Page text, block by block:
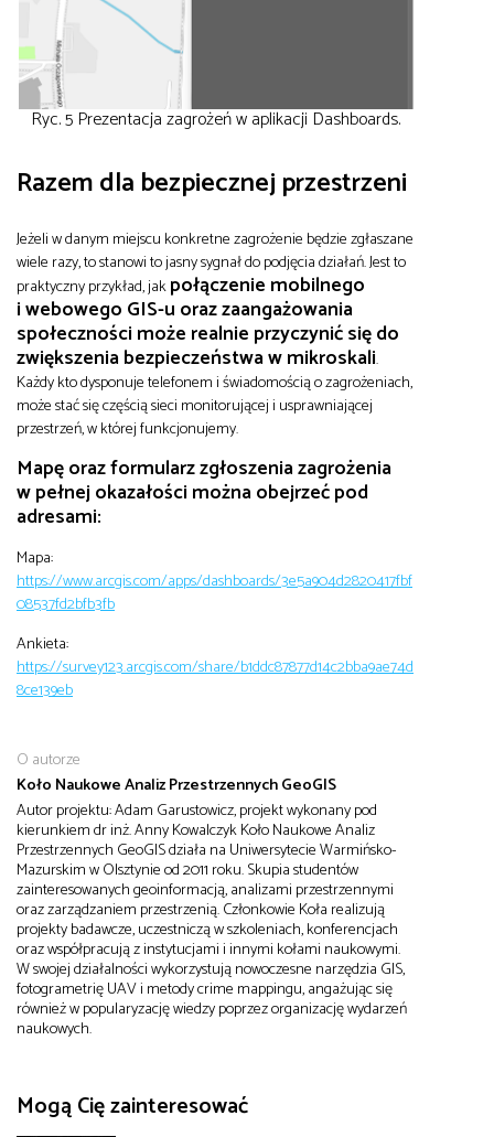
Ryc. 5 Prezentacja zagrożeń w aplikacji Dashboards.
Razem dla bezpiecznej przestrzeni
Jeżeli w danym miejscu konkretne zagrożenie będzie zgłaszane
wiele razy, to stanowi to jasny sygnał do podjęcia działań. Jest to
praktyczny przykład, jakpołączenie mobilnego
i webowego GIS-u oraz zaangażowania
społeczności może realnie przyczynić się do
zwiększenia bezpieczeństwa w mikroskali.
Każdy kto dysponuje telefonem i świadomością o zagrożeniach,
może stać się częścią sieci monitorującej i usprawniającej
przestrzeń, w której funkcjonujemy.
Mapę oraz formularz zgłoszenia zagrożenia
w pełnej okazałości można obejrzeć pod
adresami:
Mapa:
https://www.arcgis.com/apps/dashboards/3e5a904d2820417fbf
08537fd2bfb3fb
Ankieta:
https://survey123.arcgis.com/share/b1ddc87877d14c2bba9ae74d
8ce139eb
O autorze
Koło Naukowe Analiz Przestrzennych GeoGIS
Autor projektu: Adam Garustowicz, projekt wykonany pod
kierunkiem dr inż. Anny Kowalczyk Koło Naukowe Analiz
Przestrzennych GeoGIS działa na Uniwersytecie Warmińsko-
Mazurskim w Olsztynie od 2011 roku. Skupia studentów
zainteresowanych geoinformacją, analizami przestrzennymi
oraz zarządzaniem przestrzenią. Członkowie Koła realizują
projekty badawcze, uczestniczą w szkoleniach, konferencjach
oraz współpracują z instytucjami i innymi kołami naukowymi.
W swojej działalności wykorzystują nowoczesne narzędzia GIS,
fotogrametrię UAV i metody crime mappingu, angażując się
również w popularyzację wiedzy poprzez organizację wydarzeń
naukowych.
Mogą Cię zainteresować